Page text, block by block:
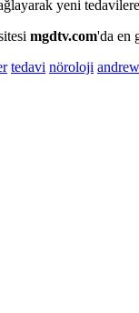
yeni
mgdtv.com'da en
tedavi nöroloji